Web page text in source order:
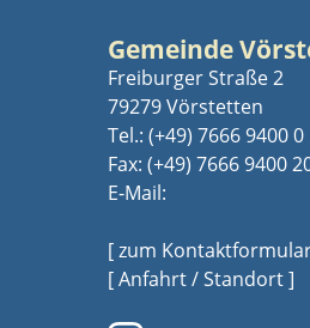
Gemeinde
Freiburger Straße 2
79279 Vörstetten
Tel.: (+49) 7666 9400 0
Fax: (+49) 7666 9400
E-Mail:
[ zum
[ Anfahrt / Standort ]